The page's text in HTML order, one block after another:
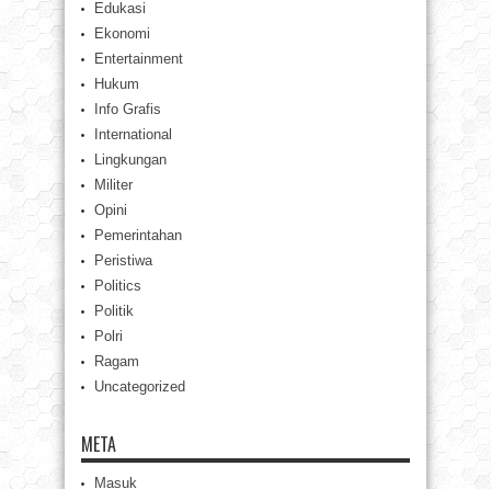
Edukasi
Ekonomi
Entertainment
Hukum
Info Grafis
International
Lingkungan
Militer
Opini
Pemerintahan
Peristiwa
Politics
Politik
Polri
Ragam
Uncategorized
META
Masuk